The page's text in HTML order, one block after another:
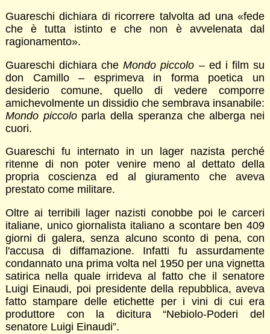
Guareschi dichiara di ricorrere talvolta ad una «fede
che è tutta istinto e che non è avvelenata dal
ragionamento».
Guareschi dichiara cheMondo piccolo – ed i film su
don Camillo – esprimeva in forma poetica un
desiderio comune, quello di vedere comporre
amichevolmente un dissidio che sembrava insanabile:
Mondo piccoloparla della speranza che alberga nei
cuori.
Guareschi fu internato in un lager nazista perché
ritenne di non poter venire meno al dettato della
propria coscienza ed al giuramento che aveva
prestato come militare.
Oltre ai terribili lager nazisti conobbe poi le carceri
italiane, unico giornalista italiano a scontare ben 409
giorni di galera, senza alcuno sconto di pena, con
l'accusa di diffamazione. Infatti fu assurdamente
condannato una prima volta nel 1950 per una vignetta
satirica nella quale irrideva al fatto che il senatore
Luigi Einaudi, poi presidente della repubblica, aveva
fatto stampare delle etichette per i vini di cui era
produttore con la dicitura “Nebiolo-Poderi del
senatore Luigi Einaudi”.